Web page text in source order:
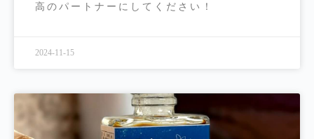
高のパートナーにしてください！
2024-11-15